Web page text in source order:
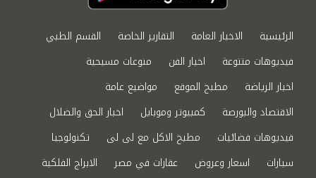
الرئيسية الاخبار العامة التقارير الخاصة
القسم الطبي
فيديوهات متنوعة
اخبار الفن
منوعات مسيحية
اخبار الرياضة
مطبخ الموقع
مواضيع عامة
الاقتصاد والبورصة
كمبيوتر وموبايل
اخبار الحق والضلال
فيديوهات فضائيات
مطبخ الاكل مع لى لى
تكنولوجيا
سيارات
اسعار وعروض عقارات في مصر الابراج الفلكية